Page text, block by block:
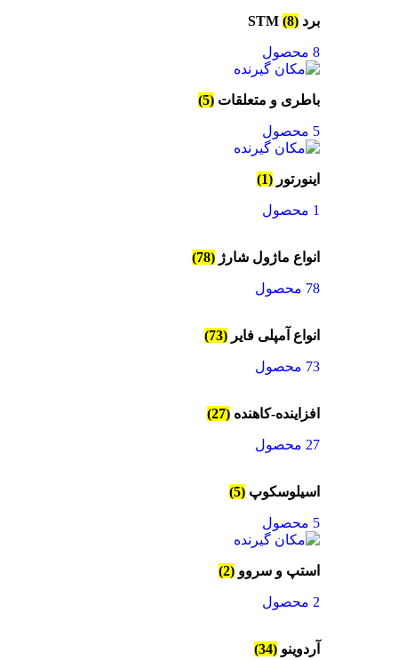
برد STM (8)
8 محصول
باطری و متعلقات (5)
5 محصول
اینورتور (1)
1 محصول
انواع ماژول شارژ (78)
78 محصول
انواع آمپلی فایر (73)
73 محصول
افزاینده-کاهنده (27)
27 محصول
اسیلوسکوپ (5)
5 محصول
استپ و سروو (2)
2 محصول
آردوینو (34)